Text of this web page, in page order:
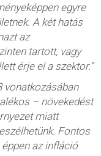
egyre
A két hatás
az
tartott, vagy
érje el a szektor.”
vonatkozásában
– növekedést
miatt
Fontos
az infláció